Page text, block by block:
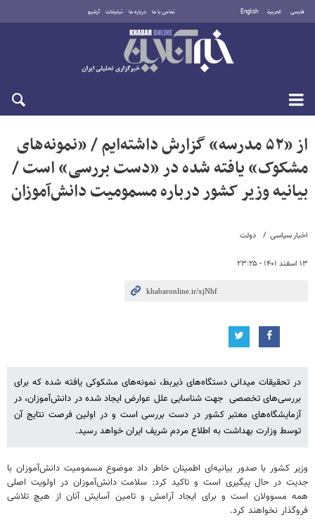
فارسی العربية English تماس با ما درباره ما تبلیغات آرشیو
جمعه ۱۶ مرداد ۱۴۰۵
اخبار سیاسی دولت
۱۳ اسفند ۱۴۰۱ - ۲۳:۲۵
از «۵۲ مدرسه» گزارش داشته‌ایم / «نمونه‌های
مشکوک» یافته شده در «دست بررسی» است /
بیانیه وزیر کشور درباره مسمومیت دانش‌آموزان
در تحقیقات میدانی دستگاه‌های ذیربط، نمونه‌های مشکوکی یافته شده که برای
بررسی‌های تخصصی جهت شناسایی علل عوارض ایجاد شده در دانش‌آموزان، در
آزمایشگاه‌های معتبر کشور در دست بررسی است و در اولین فرصت نتایج آن
توسط وزارت بهداشت به اطلاع مردم شریف ایران خواهد رسید.
وزیر کشور با صدور بیانیه‌ای اطمینان خاطر داد موضوع مسمومیت دانش‌آموزان با
جدیت در حال پیگیری است و تاکید کرد: سلامت دانش‌آموزان در اولویت اصلی
همه مسوولان است و برای ایجاد آرامش و تامین آسایش آنان از هیچ تلاشی
فروگذار نخواهند کرد.